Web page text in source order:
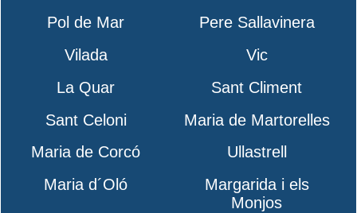
Pol de Mar
Pere Sallavinera
Vilada
Vic
La Quar
Sant Climent
Sant Celoni
Maria de Martorelles
Maria de Corcó
Ullastrell
Maria d´Oló
Margarida i els
Monjos